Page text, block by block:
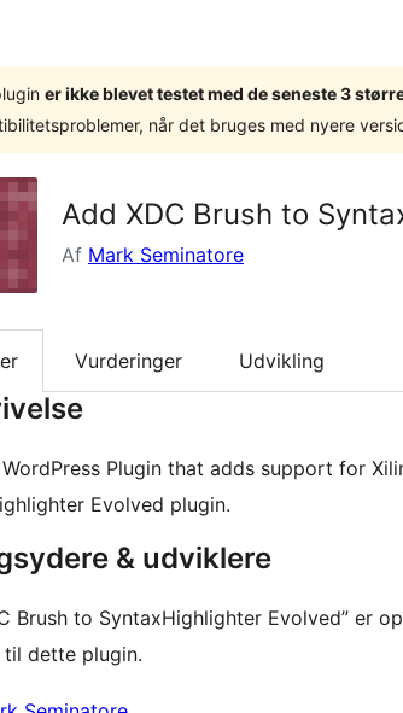
er ikke blevet testet med de seneste 3
når det bruges med nyere
Add XDC Brush to
Af Mark Seminatore
Vurderinger Udvikling
Plugin that adds support for
Evolved plugin.
& udviklere
Brush to SyntaxHighlighter Evolved” er
dette plugin.